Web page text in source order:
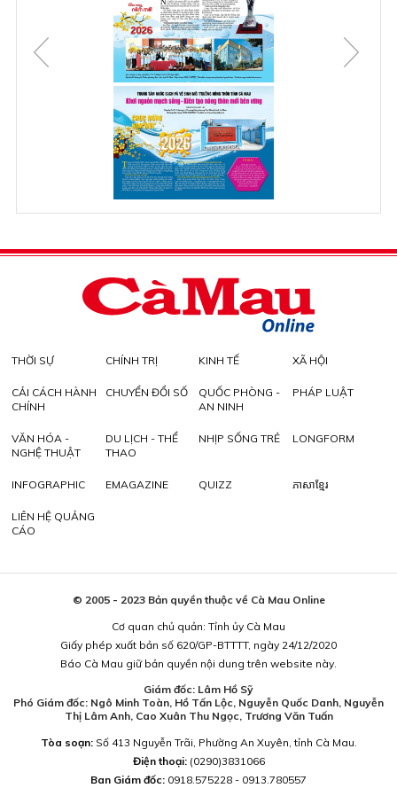
THỜI SỰ CHÍNH TRỊ KINH TẾ XÃ HỘI
CẢI CÁCH HÀNH
CHÍNH
CHUYỂN ĐỔI SỐ
QUỐC PHÒNG -
AN NINH
PHÁP LUẬT
VĂN HÓA -
NGHỆ THUẬT
DU LỊCH - THỂ
THAO
NHỊP SỐNG TRẺ LONGFORM
INFOGRAPHIC EMAGAZINE QUIZZ ភាសាខ្មែរ
LIÊN HỆ QUẢNG
CÁO
© 2005 - 2023 Bản quyền thuộc về Cà Mau Online
Cơ quan chủ quản: Tỉnh ủy Cà Mau
Giấy phép xuất bản số 620/GP-BTTTT, ngày 24/12/2020
Báo Cà Mau giữ bản quyền nội dung trên website này.
Giám đốc: Lâm Hồ Sỹ
Phó Giám đốc: Ngô Minh Toàn, Hồ Tấn Lộc, Nguyễn Quốc Danh, Nguyễn
Thị Lâm Anh, Cao Xuân Thu Ngọc, Trương Văn Tuấn
Tòa soạn:Số 413 Nguyễn Trãi, Phường An Xuyên, tỉnh Cà Mau.
Điện thoại: (0290)3831066
Ban Giám đốc: 0918.575228 - 0913.780557